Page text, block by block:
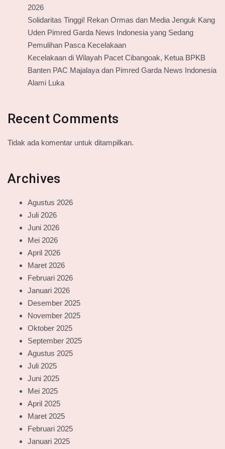
2026
Solidaritas Tinggi! Rekan Ormas dan Media Jenguk Kang
Uden Pimred Garda News Indonesia yang Sedang
Pemulihan Pasca Kecelakaan
Kecelakaan di Wilayah Pacet Cibangoak, Ketua BPKB
Banten PAC Majalaya dan Pimred Garda News Indonesia
Alami Luka
Recent Comments
Tidak ada komentar untuk ditampilkan.
Archives
Agustus 2026
Juli 2026
Juni 2026
Mei 2026
April 2026
Maret 2026
Februari 2026
Januari 2026
Desember 2025
November 2025
Oktober 2025
September 2025
Agustus 2025
Juli 2025
Juni 2025
Mei 2025
April 2025
Maret 2025
Februari 2025
Januari 2025